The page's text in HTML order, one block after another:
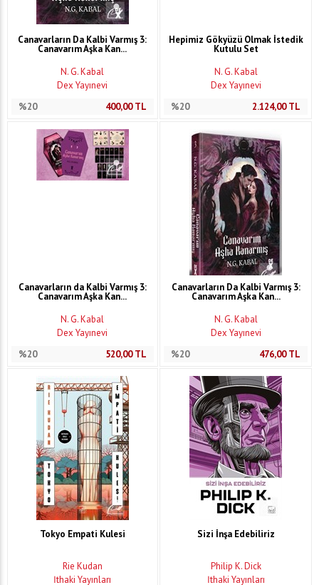
Canavarların Da Kalbi Varmış 3:
Canavarım Aşka Kan...
N. G. Kabal
Dex Yayınevi
%20
400,00TL
Hepimiz Gökyüzü Olmak İstedik
Kutulu Set
N. G. Kabal
Dex Yayınevi
%20
2.124,00TL
Canavarların da Kalbi Varmış 3:
Canavarım Aşka Kan...
N. G. Kabal
Dex Yayınevi
%20
520,00TL
Canavarların Da Kalbi Varmış 3:
Canavarım Aşka Kan...
N. G. Kabal
Dex Yayınevi
%20
476,00TL
Tokyo Empati Kulesi
Rie Kudan
İthaki Yayınları
Sizi İnşa Edebiliriz
Philip K. Dick
İthaki Yayınları